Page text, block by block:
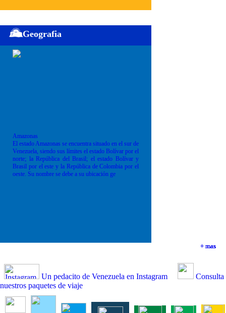
+ mas
+ mas
+ mas
Geografia
Amazonas
El estado Amazonas se encuentra situado en el sur de
Venezuela, siendo sus límites el estado Bolívar por el
norte; la República del Brasil; el estado Bolívar y
Brasil por el este y la República de Colombia por el
oeste. Su nombre se debe a su ubicación ge
+ mas
Un pedacito de Venezuela en Instagram
Consulta
nuestros paquetes de viaje